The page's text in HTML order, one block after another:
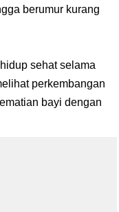
berumur kurang
sehat selama
perkembangan
bayi dengan